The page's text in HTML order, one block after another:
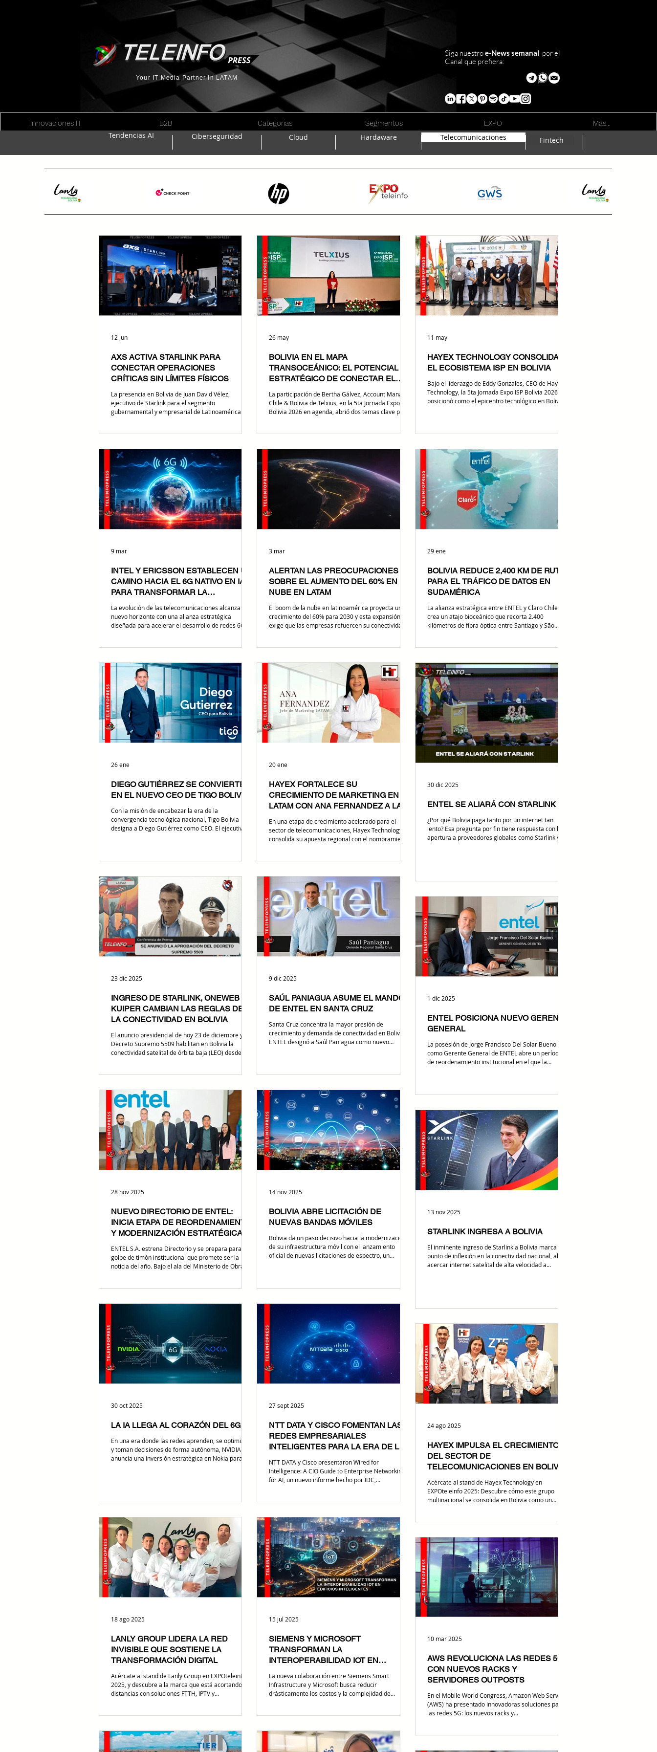
Your IT Media Partner in LATAM
Siga nuestroe-News semanal por el
Canal que prefiera:
Innovaciones IT B2B Categorias Segmentos EXPO Más...
Tendencias AI Ciberseguridad Cloud Hardaware Telecomunicaciones Fintech
AXS ACTIVA STARLINK PARA
CONECTAR OPERACIONES
CRÍTICAS SIN LÍMITES FÍSICOS
La presencia en Bolivia de Juan David Vélez,
ejecutivo de Starlink para el segmento
gubernamental y empresarial de Latinoamérica y el
nueva etapa de conectividad corporativa, orientada
a empresas que necesitan operar donde las redes
tradicionales todavía encuentran límites. AXS
12 jun
BOLIVIA EN EL MAPA
TRANSOCEÁNICO: EL POTENCIAL
ESTRATÉGICO DE CONECTAR EL
ATLÁNTICO Y EL PACÍFICO
La participación de Bertha Gálvez, Account Manager
Chile & Bolivia de Telxius, en la 5ta Jornada Expo ISP
Bolivia 2026 en agenda, abrió dos temas clave para
Cono Sur. Bertha Gálvez, Account Manager de
Telxius para Chile y Bol
26 may
HAYEX TECHNOLOGY CONSOLIDA
EL ECOSISTEMA ISP EN BOLIVIA
Bajo el liderazgo de Eddy Gonzales, CEO de Hayex
Technology, la 5ta Jornada Expo ISP Bolivia 2026 se
posicionó como el epicentro tecnológico en Bolivia.
de la banda ancha en el país. Carlos Sanabria, CEO
Chile & Bolivia en Telxius; Edgar Del Carpio, Gerente
de Red e Ingeniería en AXS Bolivia
11 may
INTEL Y ERICSSON ESTABLECEN UN
CAMINO HACIA EL 6G NATIVO EN IA
PARA TRANSFORMAR LA
CONECTIVIDAD GLOBAL
La evolución de las telecomunicaciones alcanza un
nuevo horizonte con una alianza estratégica
diseñada para acelerar el desarrollo de redes 6G
fusione el cómputo avanzado y la conectividad móvil
para habilitar la próxima generación de servicios
digitales en todo el mundo. La cola
9 mar
ALERTAN LAS PREOCUPACIONES
SOBRE EL AUMENTO DEL 60% EN LA
NUBE EN LATAM
El boom de la nube en latinoamérica proyecta un
crecimiento del 60% para 2030 y esta expansión
exige que las empresas refuercen su conectividad
es el pilar estratégico para garantizar la seguridad y
el rendimiento empresarial en la región. Cirion
mejora la conectividad privada en lati
3 mar
BOLIVIA REDUCE 2,400 KM DE RUTA
PARA EL TRÁFICO DE DATOS EN
SUDAMÉRICA
La alianza estratégica entre ENTEL y Claro Chile
crea un atajo bioceánico que recorta 2.400
kilómetros de fibra óptica entre Santiago y São
fintech en Sudamérica. Bolivia se convierte en el
nuevo corazón digital de Sudamérica gracias a una
alianza estratégica entre ENTEL y Claro Chile B
29 ene
DIEGO GUTIÉRREZ SE CONVIERTE
EN EL NUEVO CEO DE TIGO BOLIVIA
Con la misión de encabezar la era de la
convergencia tecnológica nacional, Tigo Bolivia
designa a Diego Gutiérrez como CEO. El ejecutivo
evolución de la compañía hacia un proveedor de
su estructura organizacional con el nombramiento
de Diego Gutiérrez como nuevo Gerente General (
26 ene
HAYEX FORTALECE SU
CRECIMIENTO DE MARKETING EN
LATAM CON ANA FERNANDEZ A LA
En una etapa de crecimiento acelerado para el
sector de telecomunicaciones, Hayex Technology
consolida su apuesta regional con el nombramiento
ópticas en mercados estratégicos de la región.
Hayex Technology continúa fortaleciendo su
posicionamiento regional en el sector de
telecomunicaciones
20 ene
ENTEL SE ALIARÁ CON STARLINK
¿Por qué Bolivia paga tanto por un internet tan
lento? Esa pregunta por fin tiene respuesta con la
apertura a proveedores globales como Starlink y la
realizada ayer 29 de diciembre de 2025, el
anunció oficialmente que la empresa estatal re
30 dic 2025
INGRESO DE STARLINK, ONEWEB Y
KUIPER CAMBIAN LAS REGLAS DE
LA CONECTIVIDAD EN BOLIVIA
El anuncio presidencial de hoy 23 de diciembre y el
Decreto Supremo 5509 habilitan en Bolivia la
conectividad satelital de órbita baja (LEO) desde
operadores migren de vender “megas” a competir
en diseñar servicios de valor agregado. El anuncio
realizado hoy por el presidente Ro
23 dic 2025
SAÚL PANIAGUA ASUME EL MANDO
DE ENTEL EN SANTA CRUZ
Santa Cruz concentra la mayor presión de
crecimiento y demanda de conectividad en Bolivia.
ENTEL designó a Saúl Paniagua como nuevo
Paniagua mediante comunicado institucional ,
regiones más relevantes por su volumen de
usuarios y el peso que tiene Santa Cruz en el tejido
productivo na
9 dic 2025
ENTEL POSICIONA NUEVO GERENTE
GENERAL
La posesión de Jorge Francisco Del Solar Bueno
como Gerente General de ENTEL abre un período
de reordenamiento institucional en el que la
desarrollo digital en Bolivia. ENTEL anunció el
como Gerente General , marcando el comienzo de
una nueva etapa para la empresa estatal en un
momento clave
1 dic 2025
NUEVO DIRECTORIO DE ENTEL:
INICIA ETAPA DE REORDENAMIENTO
Y MODERNIZACIÓN ESTRATÉGICA
ENTEL S.A. estrena Directorio y se prepara para un
golpe de timón institucional que promete ser la
noticia del año. Bajo el ala del Ministerio de Obras
comienzo de una nueva etapa estratégic
28 nov 2025
BOLIVIA ABRE LICITACIÓN DE
NUEVAS BANDAS MÓVILES
Bolivia da un paso decisivo hacia la modernización
de su infraestructura móvil con el lanzamiento
oficial de nuevas licitaciones de espectro, un
inicio del proceso para adjudicar nuevas frecuencias
mapa de conectividad en Bolivia, la Autoridad de
Regulación y Fiscalización de Telecomunic
14 nov 2025
STARLINK INGRESA A BOLIVIA
El inminente ingreso de Starlink a Bolivia marca un
punto de inflexión en la conectividad nacional, al
acercar internet satelital de alta velocidad a
que el nuevo presidente Rodrigo Paz, expresara
la incorporación del servicio sat
13 nov 2025
LA IA LLEGA AL CORAZÓN DEL 6G
En una era donde las redes aprenden, se optimizan
y toman decisiones de forma autónoma, NVIDIA
anuncia una inversión estratégica en Nokia para
Network). NVIDIA y Nokia sellan una alianza que
miras al 5G avanzado y al 6G En una juga
30 oct 2025
NTT DATA Y CISCO FOMENTAN LAS
REDES EMPRESARIALES
INTELIGENTES PARA LA ERA DE LA
NTT DATA y Cisco presentaron Wired for
Intelligence: A CIO Guide to Enterprise Networking
for AI, un nuevo informe hecho por IDC,...
27 sept 2025
HAYEX IMPULSA EL CRECIMIENTO
DEL SECTOR DE
TELECOMUNICACIONES EN BOLIVIA
Acércate al stand de Hayex Technology en
EXPOteleinfo 2025: Descubre cómo este grupo
multinacional se consolida en Bolivia como un
24 ago 2025
LANLY GROUP LIDERA LA RED
INVISIBLE QUE SOSTIENE LA
TRANSFORMACIÓN DIGITAL
Acércate al stand de Lanly Group en EXPOteleinfo
2025, y descubre a la marca que está acortando
distancias con soluciones FTTH, IPTV y...
18 ago 2025
SIEMENS Y MICROSOFT
TRANSFORMAN LA
INTEROPERABILIDAD IOT EN
EDIFICIOS INTELIGENTES
La nueva colaboración entre Siemens Smart
Infrastructure y Microsoft busca reducir
drásticamente los costos y la complejidad de...
15 jul 2025
AWS REVOLUCIONA LAS REDES 5G
CON NUEVOS RACKS Y
SERVIDORES OUTPOSTS
En el Mobile World Congress, Amazon Web Services
(AWS) ha presentado innovadoras soluciones para
las redes 5G: los nuevos racks y...
10 mar 2025